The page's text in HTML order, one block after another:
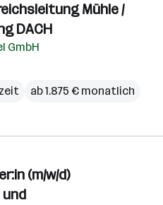
Mühle /
DACH
GmbH
ab 1.875 € monatlich
(m/w/d)